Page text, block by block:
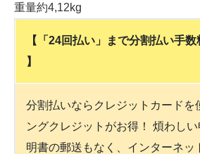
重量約4,12kg
【「24回払い」まで分割払い手
】
分割払いならクレジットカードを
ングクレジットがお得！ 煩わし
明書の郵送もなく、インターネッ